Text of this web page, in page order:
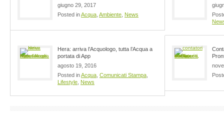
giugno 29, 2017
Posted inAcqua Ambiente News
Hera: arriva l’Acquologo, tutta l’Acqua a
portata di App
agosto 19, 2016
Posted inAcqua Comunicati Stampa
Lifestyle News